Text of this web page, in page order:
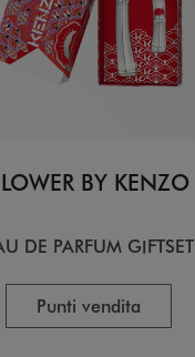
BY KENZO
DE PARFUM GIFTSET
Punti vendita